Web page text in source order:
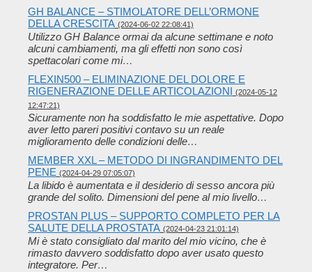
GH BALANCE – STIMOLATORE DELL’ORMONE
DELLA CRESCITA (2024-06-02 22:08:41)
Utilizzo GH Balance ormai da alcune settimane e noto
alcuni cambiamenti, ma gli effetti non sono così
spettacolari come mi…
FLEXIN500 – ELIMINAZIONE DEL DOLORE E
RIGENERAZIONE DELLE ARTICOLAZIONI (2024-05-12
12:47:21)
Sicuramente non ha soddisfatto le mie aspettative. Dopo
aver letto pareri positivi contavo su un reale
miglioramento delle condizioni delle…
MEMBER XXL – METODO DI INGRANDIMENTO DEL
PENE (2024-04-29 07:05:07)
La libido è aumentata e il desiderio di sesso ancora più
grande del solito. Dimensioni del pene al mio livello…
PROSTAN PLUS – SUPPORTO COMPLETO PER LA
SALUTE DELLA PROSTATA (2024-04-23 21:01:14)
Mi è stato consigliato dal marito del mio vicino, che è
rimasto davvero soddisfatto dopo aver usato questo
integratore. Per…